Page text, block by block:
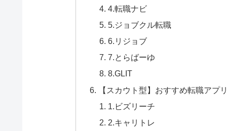
4.転職ナビ
5.ジョブクル転職
6.リジョブ
7.とらばーゆ
8.GLIT
【スカウト型】おすすめ転職アプ
1.ビズリーチ
2.キャリトレ